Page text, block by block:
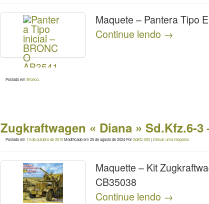
Maquete – Pantera Tipo
Continue lendo →
Postado em Bronco
Zugkraftwagen « Diana » Sd.Kfz.6-3
Postado em 13 de outubro de 2010Modificado em 25 de agosto de 2024PorSdKfz.000|Deixar uma resposta
Maquette – Kit
CB35038
Continue lendo →